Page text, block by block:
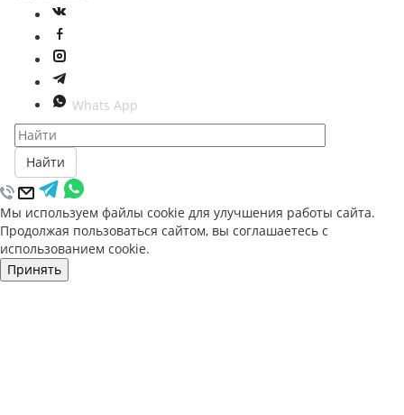
Whats App
Найти
Мы используем файлы cookie для улучшения работы сайта.
Продолжая пользоваться сайтом, вы соглашаетесь с
использованием cookie.
Принять